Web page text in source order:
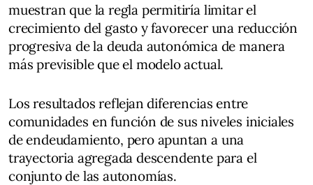
muestran que la regla permitiría limitar el
crecimiento del gasto y favorecer una reducción
progresiva de la deuda autonómica de manera
más previsible que el modelo actual.
Los resultados reflejan diferencias entre
comunidades en función de sus niveles iniciales
de endeudamiento, pero apuntan a una
trayectoria agregada descendente para el
conjunto de las autonomías.